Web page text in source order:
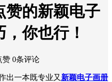
赞的新颖电子
你也行！
赞 0条评论
出一本既专业又 新颖电子画册